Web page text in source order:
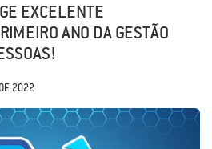
EXCELENTE
ANO DA GESTÃO
DE 2022